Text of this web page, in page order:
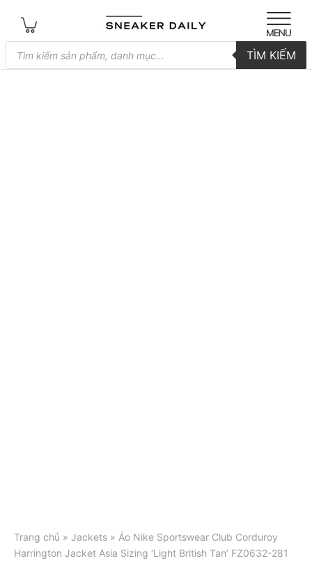
Tìm
kiếm
sản
TÌM KIẾM
Trang chủ » Jackets » Áo Nike Sportswear Club Corduroy
Harrington Jacket Asia Sizing ‘Light British Tan’ FZ0632-281